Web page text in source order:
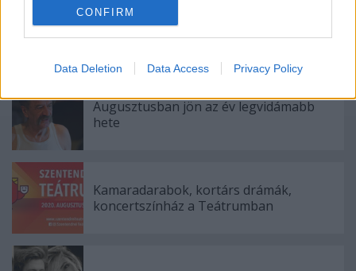
related to security, including authentication
CONFIRM
Data Deletion Data Access Privacy Policy
Ajánlott bejegyzések:
Augusztusban jön az év legvidámabb
hete
Kamaradarabok, kortárs drámák,
koncertszínház a Teátrumban